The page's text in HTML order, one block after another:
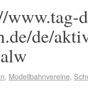
de/
, Modellbahnvereine,